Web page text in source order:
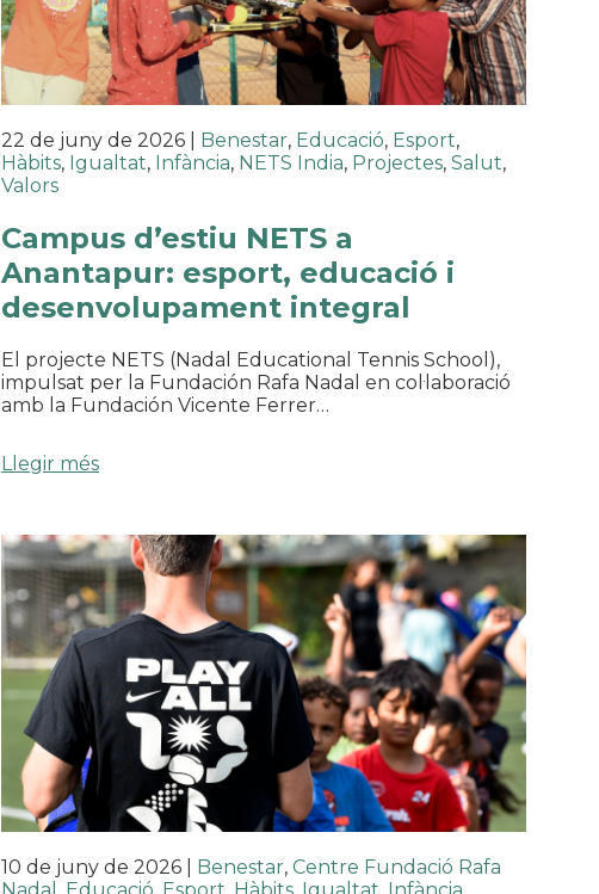
22 de juny de 2026 Benestar, Educació, Esport,
Hàbits, Igualtat, Infància, NETS India, Projectes, Salut,
Valors
Campus d’estiu NETS a
Anantapur: esport, educació i
desenvolupament integral
El projecte NETS (Nadal Educational Tennis School),
impulsat per la Fundación Rafa Nadal en col·laboració
amb la Fundación Vicente Ferrer…
Llegir més
10 de juny de 2026 Benestar, Centre Fundació Rafa